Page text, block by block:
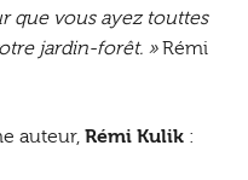
que vous ayez touttes
jardin-forêt. »Rémi
auteur, Rémi Kulik: